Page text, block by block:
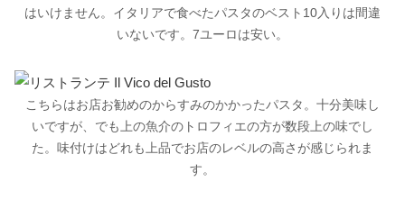
はいけません。イタリアで食べたパスタのベスト10入りは間違
いないです。7ユーロは安い。
こちらはお店お勧めのからすみのかかったパスタ。十分美味し
いですが、でも上の魚介のトロフィエの方が数段上の味でし
た。味付けはどれも上品でお店のレベルの高さが感じられま
す。